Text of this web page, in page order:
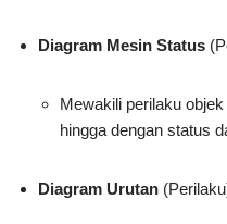
Diagram Mesin Status
Mewakili perilaku
hingga dengan status
Diagram Urutan